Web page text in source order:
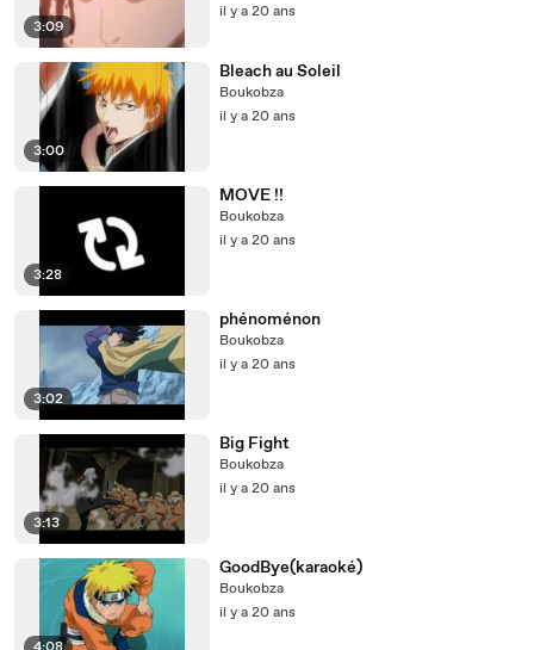
3:09
il y a 20 ans
3:00
Bleach au Soleil
Boukobza
il y a 20 ans
3:28
MOVE !!
Boukobza
il y a 20 ans
3:02
phénoménon
Boukobza
il y a 20 ans
3:13
Big Fight
Boukobza
il y a 20 ans
GoodBye(karaoké)
Boukobza
il y a 20 ans